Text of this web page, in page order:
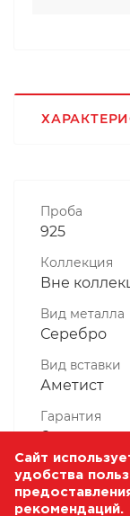
Проба
925
Коллекция
Вне
Вид металла
Серебро
Вид вставки
Аметист
Гарантия
6 месяцев
1 Штука
Сайт
удобства
рекомендаций.